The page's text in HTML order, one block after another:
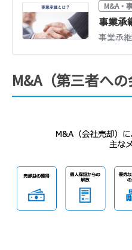
M&A・
M&A（第三者への